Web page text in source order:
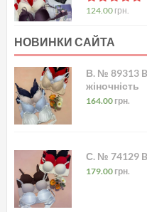
в 5.00з 5
124.00 грн.
НОВИНКИ САЙТА
В. № 89313
жіночність
164.00 грн.
С. № 74129
179.00 грн.